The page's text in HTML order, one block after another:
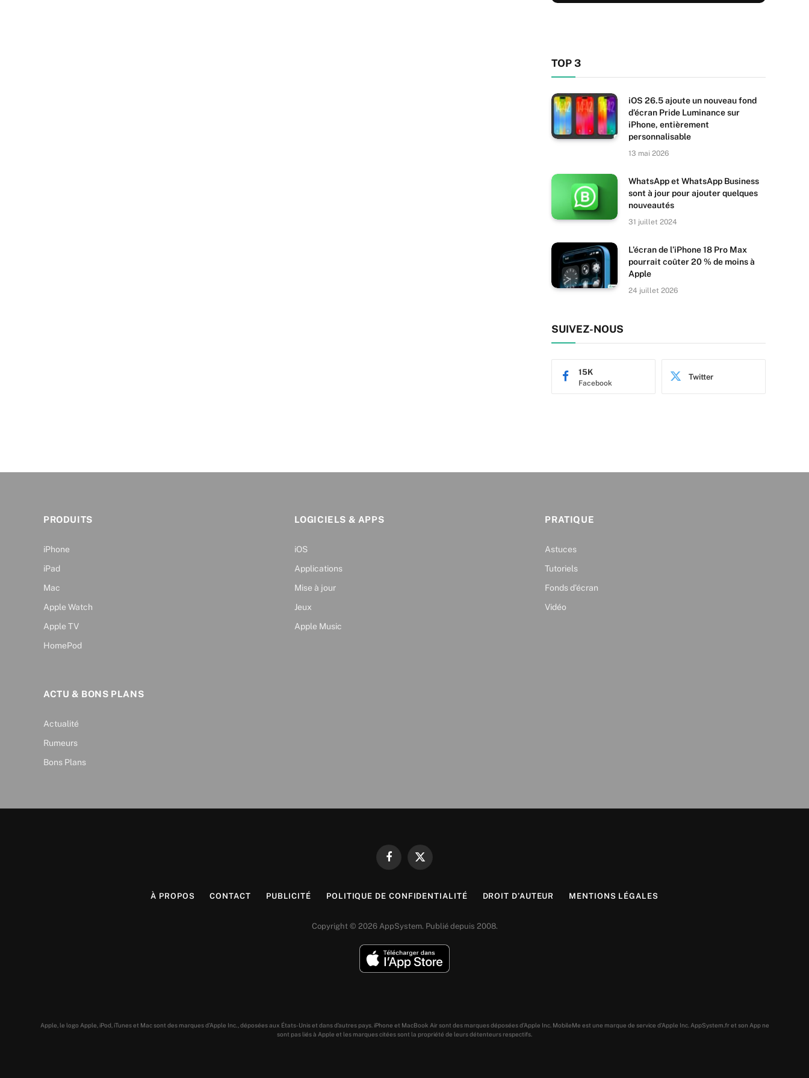
TOP 3
iOS 26.5 ajoute un nouveau fond
d’écran Pride Luminance sur
iPhone, entièrement
personnalisable
13 mai 2026
WhatsApp et WhatsApp Business
sont à jour pour ajouter quelques
nouveautés
31 juillet 2024
L’écran de l’iPhone 18 Pro Max
pourrait coûter 20 % de moins à
Apple
24 juillet 2026
SUIVEZ-NOUS
Facebook
15K Twitter
PRODUITS
iPhone
iPad
Mac
Apple Watch
Apple TV
HomePod
LOGICIELS & APPS
iOS
Applications
Mise à jour
Jeux
Apple Music
PRATIQUE
Astuces
Tutoriels
Fonds d’écran
Vidéo
ACTU & BONS PLANS
Actualité
Rumeurs
Bons Plans
FacebookX
À PROPOS CONTACT PUBLICITÉ POLITIQUE DE CONFIDENTIALITÉ DROIT D’AUTEUR MENTIONS LÉGALES
Copyright © 2026 AppSystem. Publié depuis 2008.
Apple, le logo Apple, iPod, iTunes et Mac sont des marques d’Apple Inc., déposées aux États-Unis et dans d’autres pays. iPhone et MacBook Air sont des marques déposées d’Apple Inc. MobileMe est une marque de service d’Apple Inc. AppSystem.fr et son App ne
sont pas liés à Apple et les marques citées sont la propriété de leurs détenteurs respectifs.